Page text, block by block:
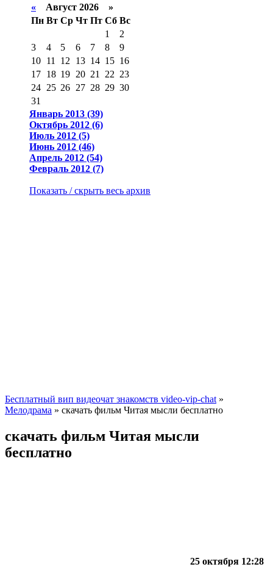
« Август 2026 »
Пн Вт Ср Чт Пт Сб Вс
1
2
3
4 5 6 7 8
9
10 11 12 13 14 15 16
17 18 19 20 21 22 23
24 25 26 27 28 29 30
31
Январь 2013 (39)
Октябрь 2012 (6)
Июль 2012 (5)
Июнь 2012 (46)
Апрель 2012 (54)
Февраль 2012 (7)
Показать / скрыть весь архив
Бесплатный вип видеочат знакомств video-vip-chat »
Мелодрама » скачать фильм Читая мысли бесплатно
скачать фильм Читая мысли
бесплатно
25 октября 12:28